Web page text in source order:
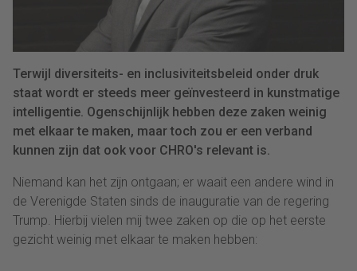
Terwijl diversiteits- en inclusiviteitsbeleid onder druk
staat wordt er steeds meer geïnvesteerd in kunstmatige
intelligentie. Ogenschijnlijk hebben deze zaken weinig
met elkaar te maken, maar toch zou er een verband
kunnen zijn dat ook voor CHRO's relevant is.
Niemand kan het zijn ontgaan; er waait een andere wind in
de Verenigde Staten sinds de inauguratie van de regering
Trump. Hierbij vielen mij twee zaken op die op het eerste
gezicht weinig met elkaar te maken hebben: